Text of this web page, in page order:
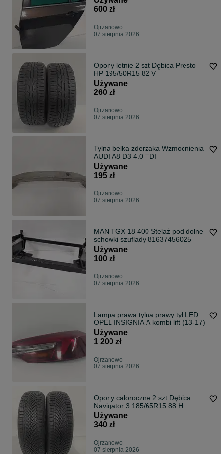
600 zł
Ojrzanowo
07 sierpnia 2026
Opony letnie 2 szt Dębica Presto
HP 195/50R15 82 V
Używane
260 zł
Ojrzanowo
07 sierpnia 2026
Tylna belka zderzaka Wzmocnienia
AUDI A8 D3 4.0 TDI
Używane
195 zł
Ojrzanowo
07 sierpnia 2026
MAN TGX 18 400 Stelaż pod dolne
schowki szuflady 81637456025
Używane
100 zł
Ojrzanowo
07 sierpnia 2026
Lampa prawa tylna prawy tył LED
OPEL INSIGNIA A kombi lift (13-17)
Używane
1 200 zł
Ojrzanowo
07 sierpnia 2026
Opony całoroczne 2 szt Dębica
Navigator 3 185/65R15 88 H
wielosezonowe
Używane
340 zł
Ojrzanowo
07 sierpnia 2026